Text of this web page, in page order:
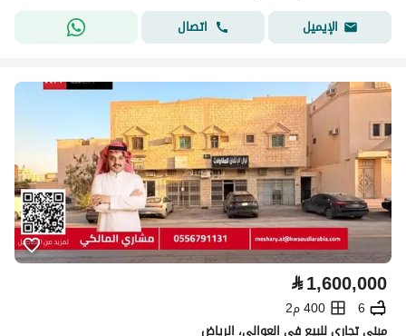
الإيميل
اتصال
⃁1,600,000
6
400 م2
مبنى تجاري للبيع في العوالي، الرياض